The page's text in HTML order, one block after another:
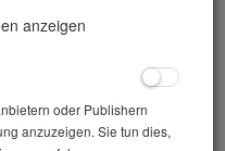
anzeigen
oder Publishern
anzuzeigen. Sie tun dies,